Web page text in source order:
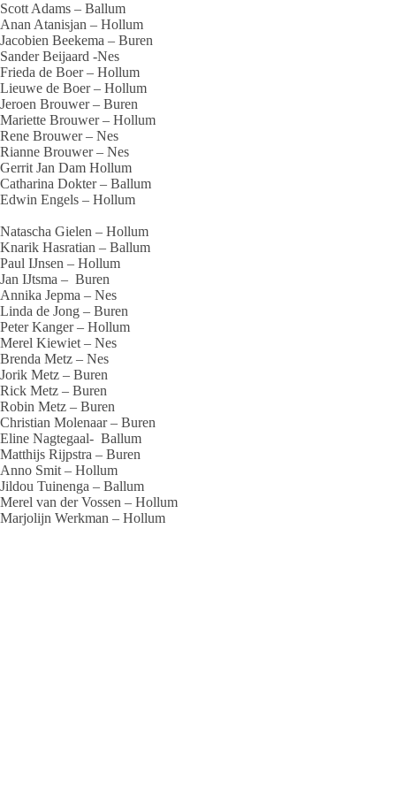
Scott Adams – Ballum
Anan Atanisjan – Hollum
Jacobien Beekema – Buren
Sander Beijaard -Nes
Frieda de Boer – Hollum
Lieuwe de Boer – Hollum
Jeroen Brouwer – Buren
Mariette Brouwer – Hollum
Rene Brouwer – Nes
Rianne Brouwer – Nes
Gerrit Jan Dam Hollum
Catharina Dokter – Ballum
Edwin Engels – Hollum
Natascha Gielen – Hollum
Knarik Hasratian – Ballum
Paul IJnsen – Hollum
Jan IJtsma – Buren
Annika Jepma – Nes
Linda de Jong – Buren
Peter Kanger – Hollum
Merel Kiewiet – Nes
Brenda Metz – Nes
Jorik Metz – Buren
Rick Metz – Buren
Robin Metz – Buren
Christian Molenaar – Buren
Eline Nagtegaal- Ballum
Matthijs Rijpstra – Buren
Anno Smit – Hollum
Jildou Tuinenga – Ballum
Merel van der Vossen – Hollum
Marjolijn Werkman – Hollum